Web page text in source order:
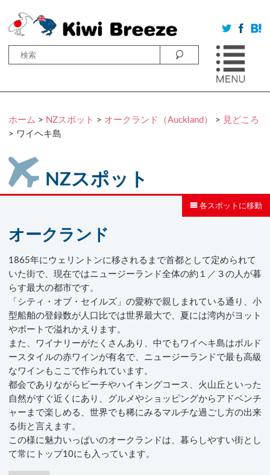
ホーム > NZスポット > オークランド（Auckland） > 見どころ
> ワイヘキ島
NZスポット
各スポットに移動
オークランド
1865年にウェリントンに移されるまで首都として定められて
いた街で、現在ではニュージーランド全体の約１／３の人が暮
らす最大の都市です。
「シティ・オブ・セイルズ」の愛称で親しまれている通り、小
型船舶の登録数が人口比では世界最大で、夏には湾内がヨット
やボートで溢れかえります。
また、ワイナリーがたくさんあり、中でもワイヘキ島はボルド
ースタイルの赤ワインが有名で、ニュージーランドで最も高級
なワインもここで作られています。
都会でありながらビーチやハイキングコース、火山丘といった
自然がすぐ近くにあり、グルメやショッピングからアドベンチ
ャーまで楽しめる、世界でも稀にみるマルチな過ごし方の出来
る街と言えます。
この様に魅力いっぱいのオークランドは、暮らしやすい街とし
て常にトップ10にも入っています。